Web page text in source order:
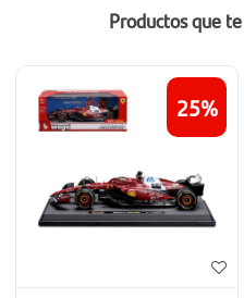
Productos que
25